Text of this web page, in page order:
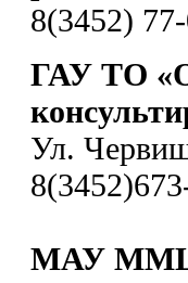
8(3452)
ГАУ ТО
Ул.
МАУ ММЦ